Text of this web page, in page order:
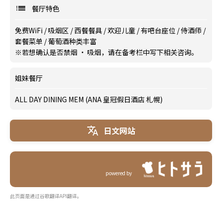
餐厅特色
免费WiFi /吸烟区 /西餐餐具 /欢迎儿童 /有吧台座位 /侍酒师 /
套餐菜单 /葡萄酒种类丰富
※若想确认是否禁烟 · 吸烟，请在备考栏中写下相关咨询。
姐妹餐厅
ALL DAY DINING MEM (ANA 皇冠假日酒店 札幌)
日文网站
powered by
此页面是通过谷歌翻译API翻译。